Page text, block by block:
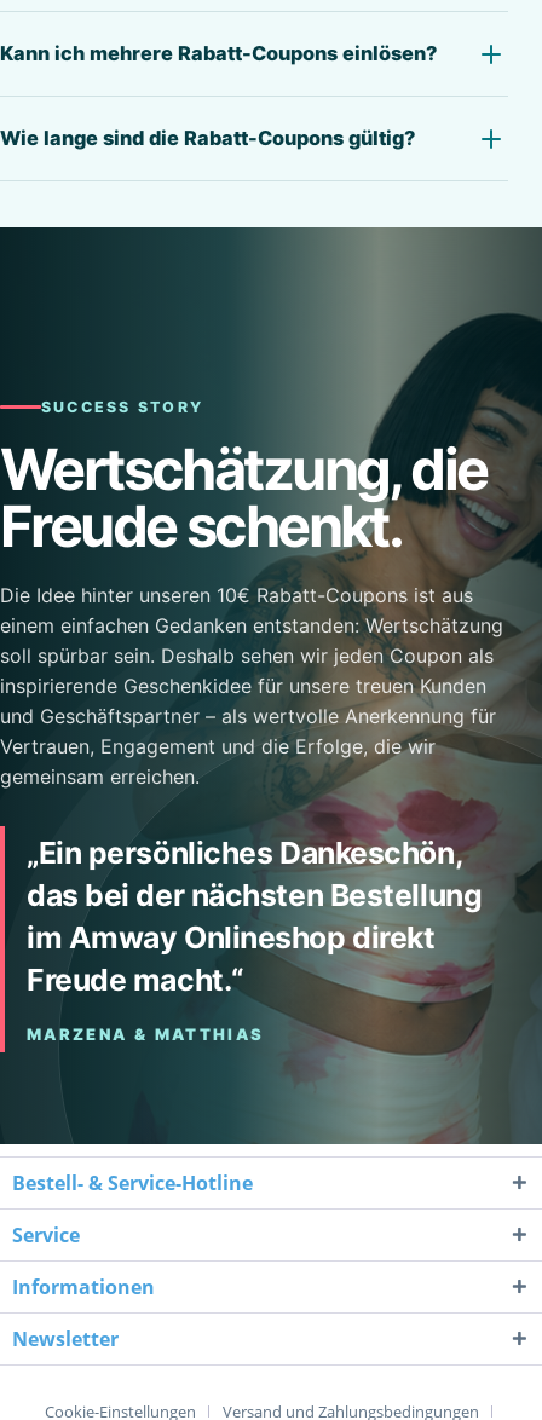
Bestell- & Service-Hotline
Service
Informationen
Newsletter
Cookie-Einstellungen Versand und Zahlungsbedingungen